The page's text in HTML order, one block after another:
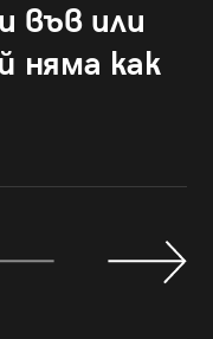
във или
няма как